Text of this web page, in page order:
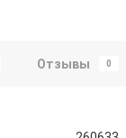
Отзывы 0